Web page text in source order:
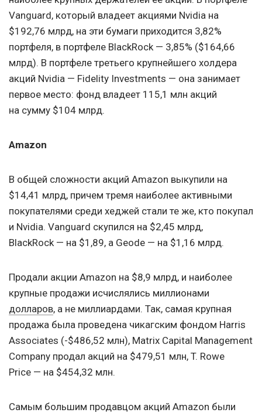
Vanguard, который владеет акциями Nvidia на
$192,76 млрд, на эти бумаги приходится 3,82%
портфеля, в портфеле BlackRock — 3,85% ($164,66
млрд). В портфеле третьего крупнейшего холдера
акций Nvidia — Fidelity Investments — она занимает
первое место: фонд владеет 115,1 млн акций
на сумму $104 млрд.
Amazon
В общей сложности акций Amazon выкупили на
$14,41 млрд, причем тремя наиболее активными
покупателями среди хеджей стали те же, кто покупал
и Nvidia. Vanguard скупился на $2,45 млрд,
BlackRock — на $1,89, а Geode — на $1,16 млрд.
Продали акции Amazon на $8,9 млрд, и наиболее
крупные продажи исчислялись миллионами
долларов, а не миллиардами. Так, самая крупная
продажа была проведена чикагским фондом Harris
Associates (-$486,52 млн), Matrix Capital Management
Company продал акций на $479,51 млн, T. Rowe
Price — на $454,32 млн.
Самым большим продавцом акций Amazon были